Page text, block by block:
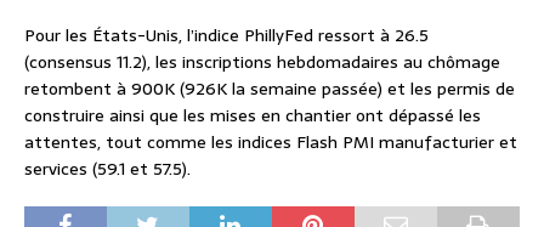
Pour les États-Unis, l’indice PhillyFed ressort à 26.5
(consensus 11.2), les inscriptions hebdomadaires au chômage
retombent à 900K (926K la semaine passée) et les permis de
construire ainsi que les mises en chantier ont dépassé les
attentes, tout comme les indices Flash PMI manufacturier et
services (59.1 et 57.5).